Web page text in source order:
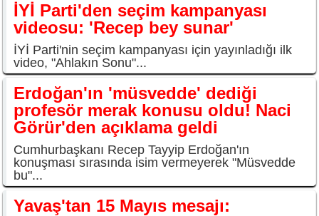
İYİ Parti'den seçim kampanyası
videosu: 'Recep bey sunar'
İYİ Parti'nin seçim kampanyası için yayınladığı ilk
video, "Ahlakın Sonu"...
Erdoğan'ın 'müsvedde' dediği
profesör merak konusu oldu! Naci
Görür'den açıklama geldi
Cumhurbaşkanı Recep Tayyip Erdoğan'ın
konuşması sırasında isim vermeyerek "Müsvedde
bu"...
Yavaş'tan 15 Mayıs mesajı: